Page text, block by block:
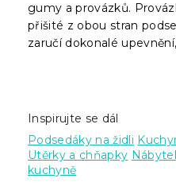
gumy a provázků.
přišité z obou stran
zaručí dokonalé
Inspirujte se dál
Podsedáky na židli
Utěrky a chňapky
kuchyně